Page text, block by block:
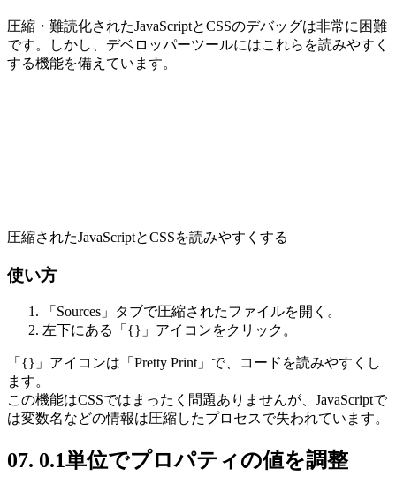
圧縮・難読化されたJavaScriptとCSSのデバッグは非常に困難
です。しかし、デベロッパーツールにはこれらを読みやすく
する機能を備えています。
圧縮されたJavaScriptとCSSを読みやすくする
使い方
「Sources」タブで圧縮されたファイルを開く。
左下にある「{}」アイコンをクリック。
「{}」アイコンは「Pretty Print」で、コードを読みやすくし
ます。
この機能はCSSではまったく問題ありませんが、JavaScriptで
は変数名などの情報は圧縮したプロセスで失われています。
07. 0.1単位でプロパティの値を調整